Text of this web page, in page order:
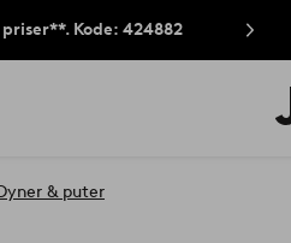
Kode: 424882
& puter